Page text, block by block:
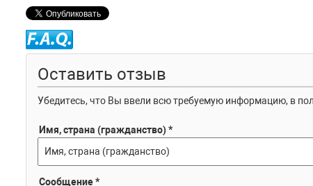
Оставить отзыв
Убедитесь, что Вы ввели всю требуемую информацию, в
Имя, страна (гражданство) *
Сообщение *